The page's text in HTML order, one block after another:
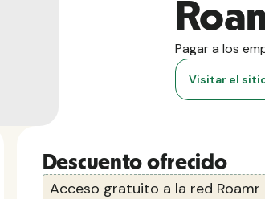
Pagar a los
Visitar el
Descuento ofrecido
Acceso gratuito a la red Roamr